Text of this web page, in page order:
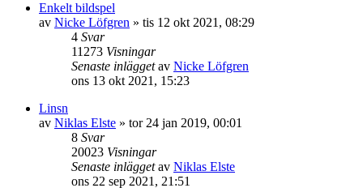
Enkelt bildspel
av Nicke Löfgren » tis 12 okt 2021, 08:29
4 Svar
11273 Visningar
Senaste inläggetav Nicke Löfgren
ons 13 okt 2021, 15:23
Linsn
av Niklas Elste » tor 24 jan 2019, 00:01
8 Svar
20023 Visningar
Senaste inläggetav Niklas Elste
ons 22 sep 2021, 21:51